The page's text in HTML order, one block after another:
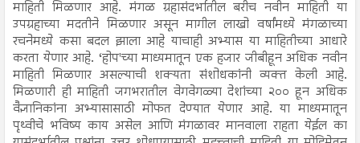
माहिती मिळणार आहे. मंगळ ग्रहासंदर्भातील बरीच नवीन माहिती या
उपग्रहाच्या मदतीने मिळणार असून मागील लाखो वर्षांमध्ये मंगळाच्या
रचनेमध्ये कसा बदल झाला आहे याचाही अभ्यास या माहितीच्या आधारे
करता येणार आहे. ‘होप'च्या माध्यमातून एक हजार जीबीहून अधिक नवीन
माहिती मिळणार असल्याची शक्यता संशोधकांनी व्यक्त केली आहे.
मिळणारी ही माहिती जगभरातील वेगवेगळ्या देशांच्या २०० हून अधिक
वैज्ञानिकांना अभ्यासासाठी मोफत देण्यात येणार आहे. या माध्यमातून
पृथ्वीचे भविष्य काय असेल आणि मंगळावर मानवाला राहता येईल का